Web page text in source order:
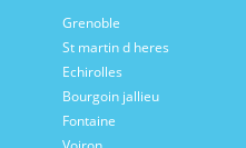
Grenoble
St martin d heres
Echirolles
Bourgoin jallieu
Fontaine